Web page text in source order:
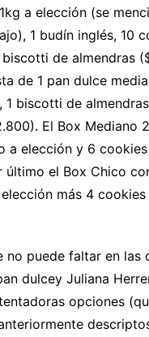
a elección (se
1 budín inglés, 10
biscotti de almendras
de 1 pan dulce
1 biscotti de
El Box Mediano
a elección y 6
último el Box Chico
más 4
no puede faltar en las
dulcey Juliana
opciones